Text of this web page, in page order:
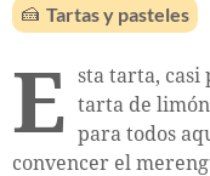
🍰 Tartas y pasteles
E sta tarta, casi
tarta de
para todos
convencer el